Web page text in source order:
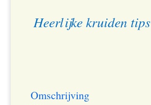
Heerlijke kruiden tips
Omschrijving